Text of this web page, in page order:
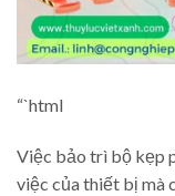
“`html
Việc bảo trì bộ kẹp
việc của thiết bị mà